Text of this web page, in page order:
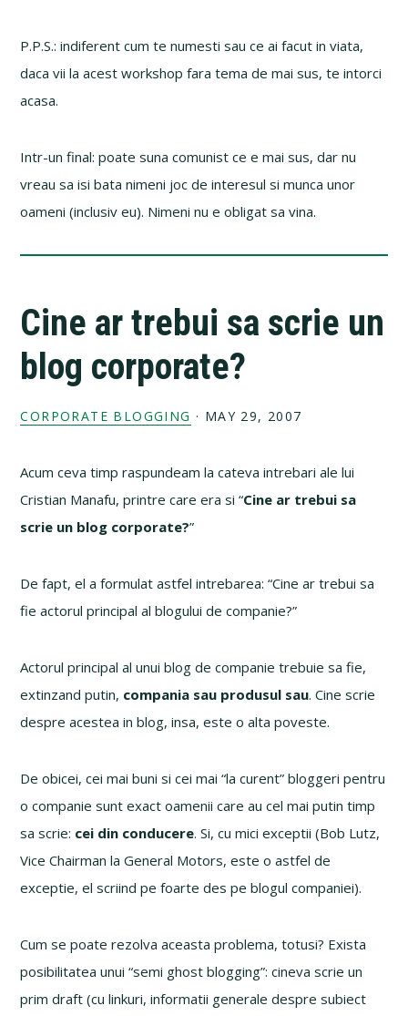
P.P.S.: indiferent cum te numesti sau ce ai facut in viata,
daca vii la acest workshop fara tema de mai sus, te intorci
acasa.
Intr-un final: poate suna comunist ce e mai sus, dar nu
vreau sa isi bata nimeni joc de interesul si munca unor
oameni (inclusiv eu). Nimeni nu e obligat sa vina.
Cine ar trebui sa scrie un
blog corporate?
CORPORATE BLOGGING · MAY 29, 2007
Acum ceva timp raspundeam la cateva intrebari ale lui
Cristian Manafu, printre care era si “Cine ar trebui sa
scrie un blog corporate?”
De fapt, el a formulat astfel intrebarea: “Cine ar trebui sa
fie actorul principal al blogului de companie?”
Actorul principal al unui blog de companie trebuie sa fie,
extinzand putin, compania sau produsul sau. Cine scrie
despre acestea in blog, insa, este o alta poveste.
De obicei, cei mai buni si cei mai “la curent” bloggeri pentru
o companie sunt exact oamenii care au cel mai putin timp
sa scrie: cei din conducere. Si, cu mici exceptii (Bob Lutz,
Vice Chairman la General Motors, este o astfel de
exceptie, el scriind pe foarte des pe blogul companiei).
Cum se poate rezolva aceasta problema, totusi? Exista
posibilitatea unui “semi ghost blogging”: cineva scrie un
prim draft (cu linkuri, informatii generale despre subiect